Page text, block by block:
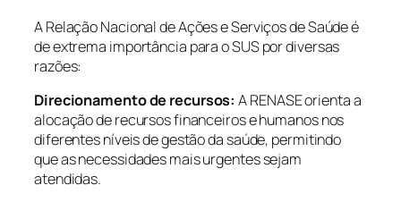
A Relação Nacional de Ações e Serviços de Saúde é
de extrema importância para o SUS por diversas
razões:
Direcionamento de recursos: A RENASE orienta a
alocação de recursos financeiros e humanos nos
diferentes níveis de gestão da saúde, permitindo
que as necessidades mais urgentes sejam
atendidas.